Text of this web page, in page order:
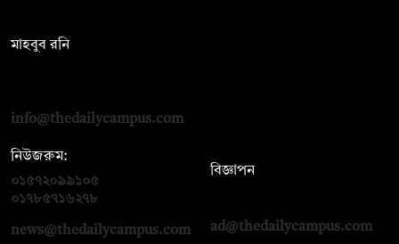
মাহবুব রনি
info@thedailycampus.com
নিউজরুম:
০১৫৭২০৯৯১০৫
০১৭৮৫৭১৬২৭৮
news@thedailycampus.com
বিজ্ঞাপন
ad@thedailycampus.com